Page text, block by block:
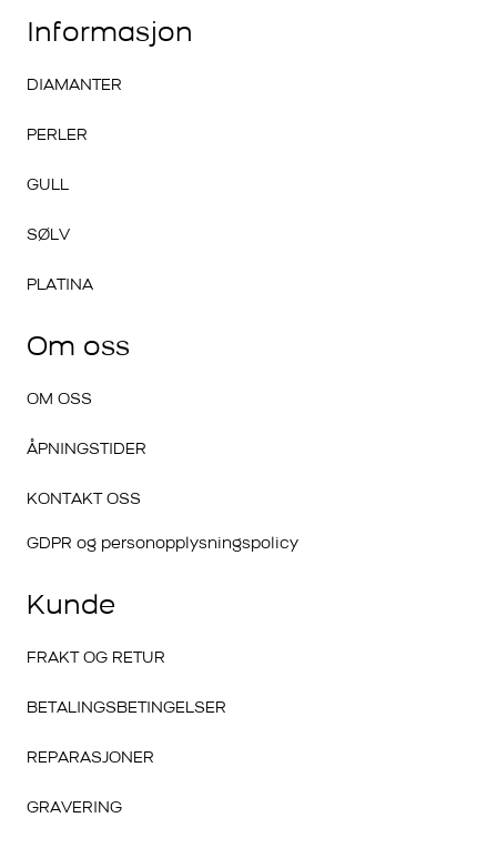
Informasjon
DIAMANTER
PERLER
GULL
SØLV
PLATINA
Om oss
OM OSS
ÅPNINGSTIDER
KONTAKT OSS
GDPR og personopplysningspolicy
Kunde
FRAKT OG RETUR
BETALINGSBETINGELSER
REPARASJONER
GRAVERING